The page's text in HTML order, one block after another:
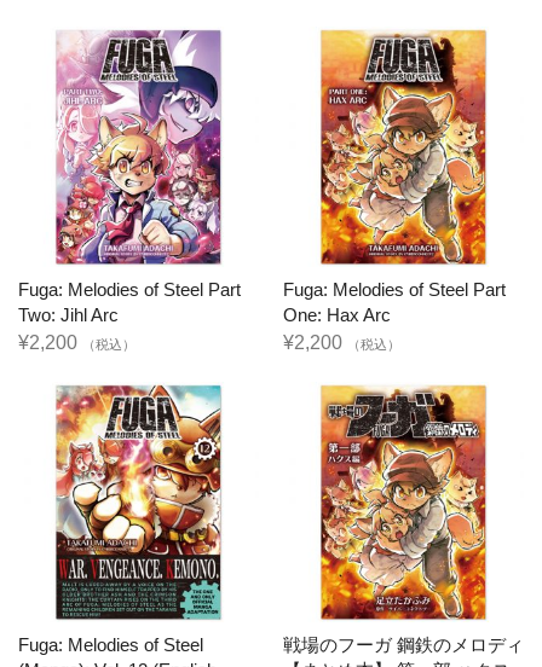
Fuga: Melodies of Steel Part
Two: Jihl Arc
¥2,200
（税込）
Fuga: Melodies of Steel Part
One: Hax Arc
¥2,200
（税込）
Fuga: Melodies of Steel
戦場のフーガ 鋼鉄のメロディ